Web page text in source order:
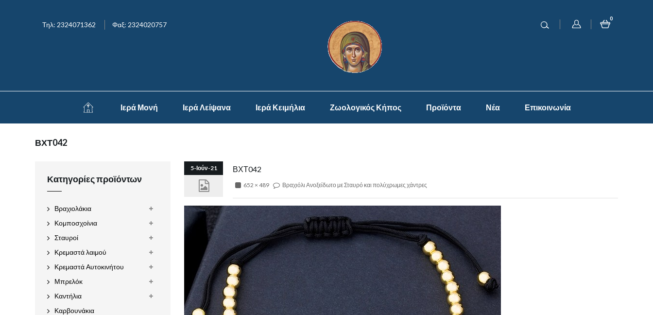
Τηλ: 2324071362 Φαξ: 2324020757
0
Ιερά Μονή Ιερά Λείψανα Ιερά Κειμήλια Ζωολογικός Κήπος Προϊόντα Νέα Επικοινωνία
ΒΧΤ042
5-Ιούν-21 ΒΧΤ042
652 × 489 Βραχιόλι Ανοξείδωτο με Σταυρό και πολύχρωμες χάντρες
Κατηγορίες προϊόντων
Βραχιολάκια
Κομποσχοίνια
Σταυροί
Κρεμαστά λαιμού
Κρεμαστά Αυτοκινήτου
Μπρελόκ
Καντήλια
Καρβουνάκια